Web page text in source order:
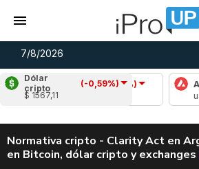
7/8/2026
Dólar
cripto
(-0,59%)
$ 1567,11
Cardano
(-0,21%)
u$s 0,20
u$s
ALERTA
Normativa cripto - Clarity Act en
en Bitcoin, dólar cripto y exchanges